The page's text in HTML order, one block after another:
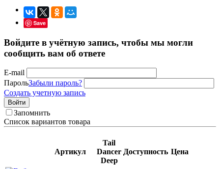
Save
Войдите в учётную запись, чтобы мы могли
сообщить вам об ответе
E-mail
ПарольЗабыли пароль?
Создать учетную запись
Войти
Запомнить
Список вариантов товара
Артикул
Tail
Dancer
Deep
Доступность Цена